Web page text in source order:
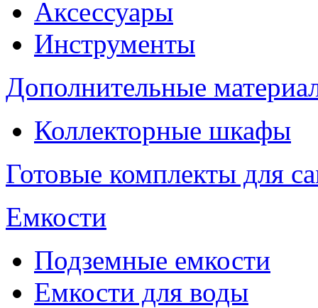
Аксессуары
Инструменты
Дополнительные
Коллекторные шкафы
Готовые комплекты для
Емкости
Подземные емкости
Емкости для воды